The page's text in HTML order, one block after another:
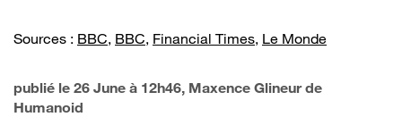
Sources : BBC, BBC, Financial Times, Le Monde
publié le 26 June à 12h46, Maxence Glineur de
Humanoid